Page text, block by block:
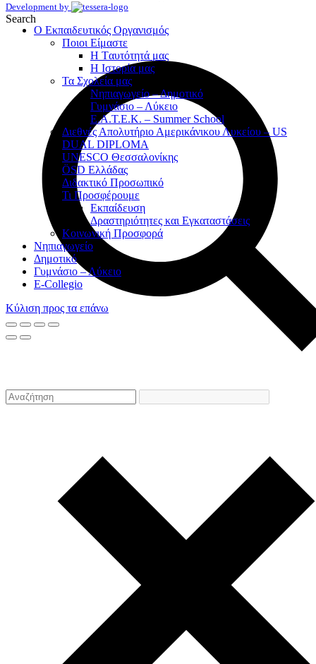
Development by
Search
Ο Εκπαιδευτικός Οργανισμός
Ποιοι Είμαστε
Η Tαυτότητά μας
Η Ιστορία μας
Τα Σχολεία μας
Νηπιαγωγείο – Δημοτικό
Γυμνάσιο – Λύκειο
Ε.Α.Τ.Ε.Κ. – Summer School
Διεθνές Απολυτήριο Αμερικάνικου Λυκείου – US
DUAL DIPLOMA
UNESCO Θεσσαλονίκης
ÖSD Ελλάδας
Διδακτικό Προσωπικό
Τι Προσφέρουμε
Eκπαίδευση
Δραστηριότητες και Εγκαταστάσεις
Κοινωνική Προσφορά
Νηπιαγωγείο
Δημοτικό
Γυμνάσιο – Λύκειο
E-Collegio
Κύλιση προς τα επάνω